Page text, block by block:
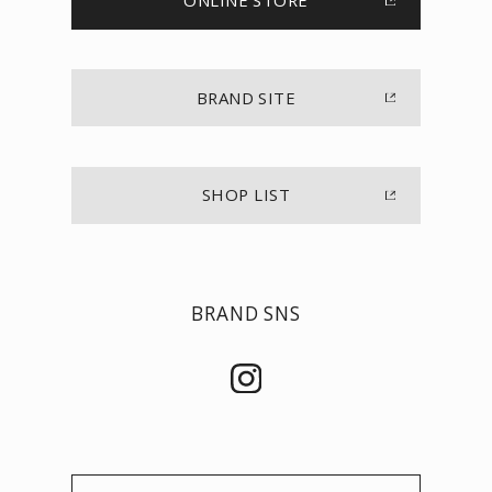
BRAND SITE
SHOP LIST
BRAND SNS